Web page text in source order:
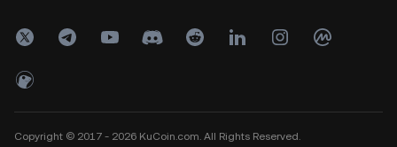
Copyright © 2017 - 2026 KuCoin.com. All Rights Reserved.